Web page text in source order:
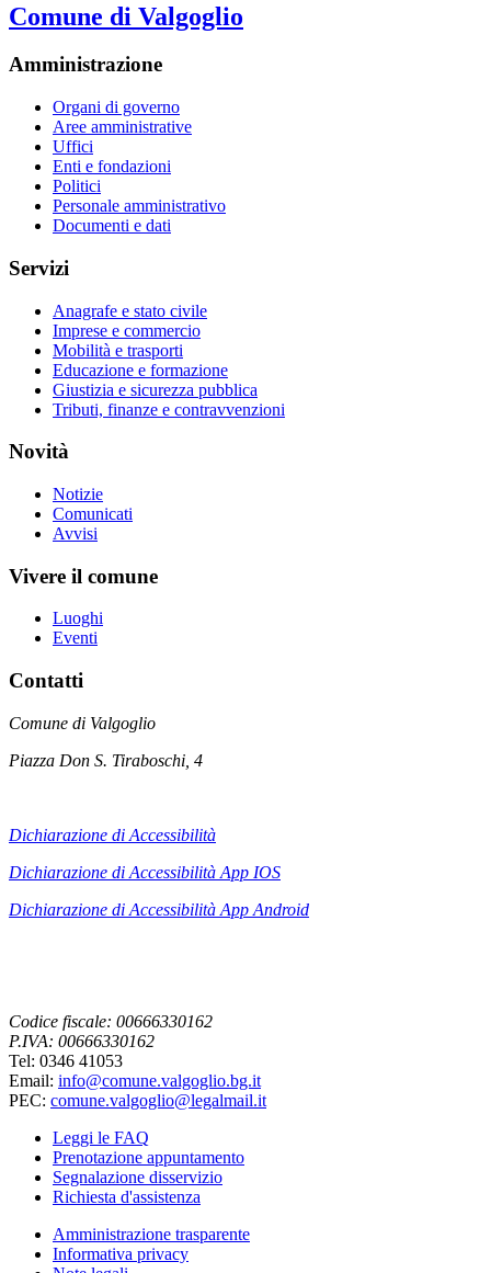
Comune di Valgoglio
Amministrazione
Organi di governo
Aree amministrative
Uffici
Enti e fondazioni
Politici
Personale amministrativo
Documenti e dati
Servizi
Anagrafe e stato civile
Imprese e commercio
Mobilità e trasporti
Educazione e formazione
Giustizia e sicurezza pubblica
Tributi, finanze e contravvenzioni
Novità
Notizie
Comunicati
Avvisi
Vivere il comune
Luoghi
Eventi
Contatti
Comune di Valgoglio
Piazza Don S. Tiraboschi, 4
Dichiarazione di Accessibilità
Dichiarazione di Accessibilità App IOS
Dichiarazione di Accessibilità App Android
Codice fiscale: 00666330162
P.IVA: 00666330162
Tel: 0346 41053
Email: info@comune.valgoglio.bg.it
PEC: comune.valgoglio@legalmail.it
Leggi le FAQ
Prenotazione appuntamento
Segnalazione disservizio
Richiesta d'assistenza
Amministrazione trasparente
Informativa privacy